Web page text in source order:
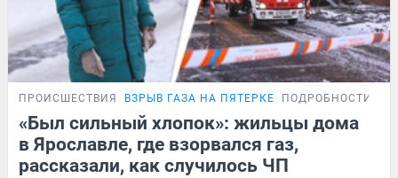
ПРОИСШЕСТВИЯ ВЗРЫВ ГАЗА НА ПЯТЕРКЕ ПОДРОБНОСТИ
«Был сильный хлопок»: жильцы дома
в Ярославле, где взорвался газ,
рассказали, как случилось ЧП